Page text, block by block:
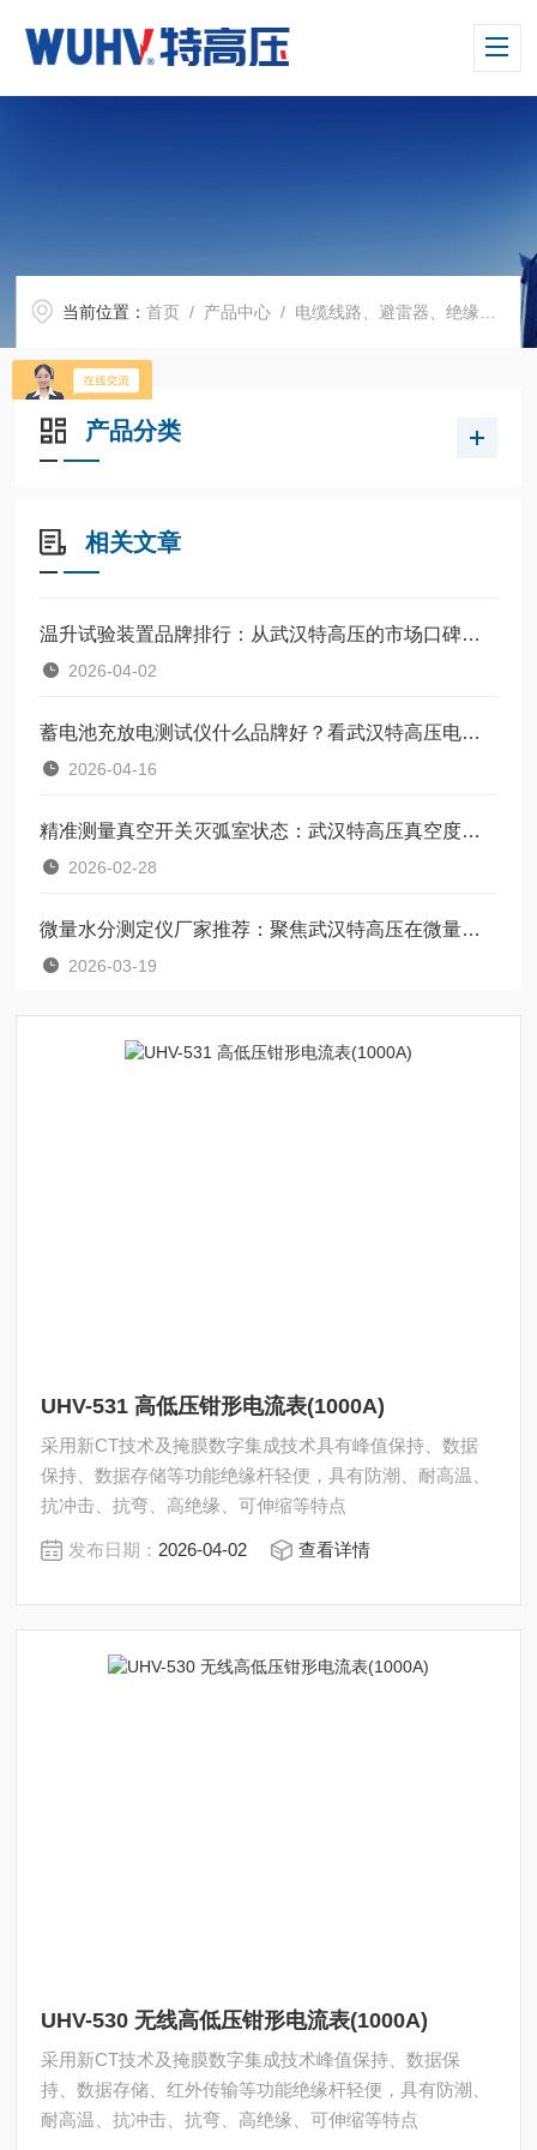
当前位置：首页 / 产品中心 / 电缆线路、避雷器、绝缘子测试仪器
产品分类
相关文章
温升试验装置品牌排行：从武汉特高压的市场口碑说起
2026-04-02
蓄电池充放电测试仪什么品牌好？看武汉特高压电力科技有限公司的实践与口碑
2026-04-16
精准测量真空开关灭弧室状态：武汉特高压真空度测试方案介绍
2026-02-28
微量水分测定仪厂家推荐：聚焦武汉特高压在微量水分分析领域的技术与服务
2026-03-19
UHV-531 高低压钳形电流表(1000A)
采用新CT技术及掩膜数字集成技术具有峰值保持、数据
保持、数据存储等功能绝缘杆轻便，具有防潮、耐高温、
抗冲击、抗弯、高绝缘、可伸缩等特点
发布日期： 2026-04-02 查看详情
UHV-530 无线高低压钳形电流表(1000A)
采用新CT技术及掩膜数字集成技术峰值保持、数据保
持、数据存储、红外传输等功能绝缘杆轻便，具有防潮、
耐高温、抗冲击、抗弯、高绝缘、可伸缩等特点